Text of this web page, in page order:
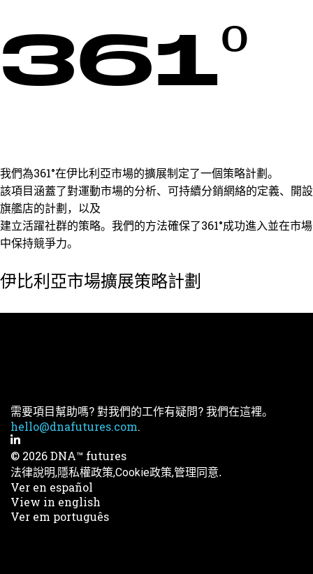
361º
我們為361°在伊比利亞市場的擴展制定了一個策略計劃。
該項目涵蓋了對運動市場的分析、可持續分銷網絡的定義、開設
旗艦店的計劃，以及
建立活躍社群的策略。我們的方法確保了361°成功進入並在市場
中保持競爭力。
伊比利亞市場擴展策略計劃
© 2026 DNA™ futures
法律說明,隱私權政策,Cookie政策,管理同意.
Ver en español
View in english
Ver em português
需要項目幫助嗎? 對我們的工作有疑問? 我們在這裡。
hello@dnafutures.com.